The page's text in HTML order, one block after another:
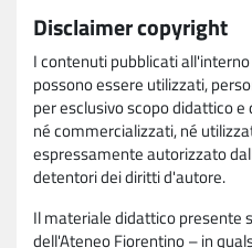
Disclaimer copyright
I contenuti pubblicati
possono essere utilizzati,
per esclusivo scopo didattico
né commercializzati, né
espressamente autorizzato
detentori dei diritti d'autore.
Il materiale didattico
dell'Ateneo Fiorentino – in